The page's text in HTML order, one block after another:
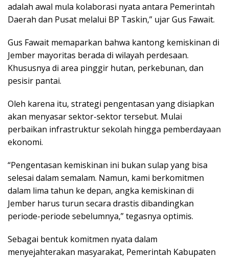
adalah awal mula kolaborasi nyata antara Pemerintah
Daerah dan Pusat melalui BP Taskin,” ujar Gus Fawait.
Gus Fawait memaparkan bahwa kantong kemiskinan di
Jember mayoritas berada di wilayah perdesaan.
Khususnya di area pinggir hutan, perkebunan, dan
pesisir pantai.
Oleh karena itu, strategi pengentasan yang disiapkan
akan menyasar sektor-sektor tersebut. Mulai
perbaikan infrastruktur sekolah hingga pemberdayaan
ekonomi.
“Pengentasan kemiskinan ini bukan sulap yang bisa
selesai dalam semalam. Namun, kami berkomitmen
dalam lima tahun ke depan, angka kemiskinan di
Jember harus turun secara drastis dibandingkan
periode-periode sebelumnya,” tegasnya optimis.
Sebagai bentuk komitmen nyata dalam
menyejahterakan masyarakat, Pemerintah Kabupaten